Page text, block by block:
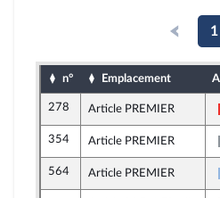
1
n° Emplacement
278 Article PREMIER
354 Article PREMIER
564 Article PREMIER